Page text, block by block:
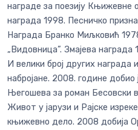
награде за поезију
награда 1998. Песничко
Награда Бранко Миљковић
„Видовница”. Змајева награда
И велики број других награда
набројане. 2008. године добио
Његошева за роман Бесовски
Живот у јарузи и Рајске
књижевно дело. 2008 добија